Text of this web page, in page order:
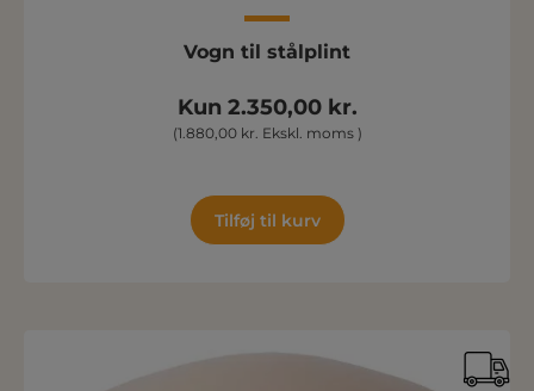
Vogn til stålplint
Kun 2.350,00 kr.
(1.880,00 kr. Ekskl. moms )
Tilføj til kurv